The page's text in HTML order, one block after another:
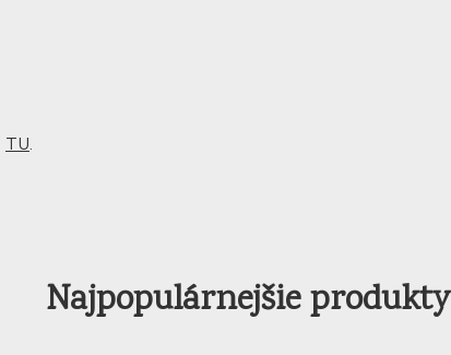
TU
Najpopulárnejšie produkty